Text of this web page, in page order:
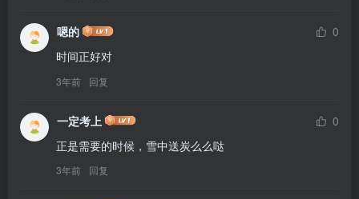
嗯的
0
时间正好对
3年前 回复
一定考上
0
正是需要的时候，雪中送炭么么哒
3年前 回复